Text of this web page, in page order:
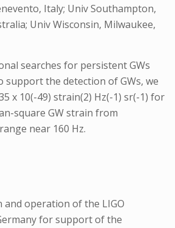
Italy; Univ Southampton,
Univ Wisconsin, Milwaukee,
searches for persistent GWs
support the detection of GWs, we
x 10(-49) strain(2) Hz(-1) sr(-1) for
square GW strain from
near 160 Hz.
operation of the LIGO
for support of the